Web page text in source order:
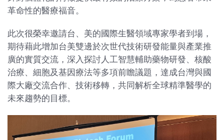
革命性的醫療福音。
此次很榮幸邀請台、美的國際生醫領域專家學者到場，
期待藉此增加台美雙邊於次世代技術研發能量與產業推
廣的實質交流，深入探討人工智慧輔助藥物研發、核酸
治療、細胞及基因療法等多項前瞻議題，達成台灣與國
際大廠交流合作、技術移轉，共同解析全球精準醫學的
未來趨勢的目標。